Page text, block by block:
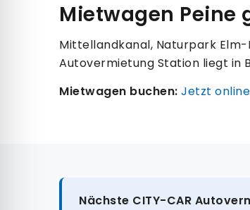
Mietwagen Peine
Mittellandkanal, Naturpark Elm-
Autovermietung Station liegt in
Mietwagen buchen: Jetzt
Nächste CITY-CAR